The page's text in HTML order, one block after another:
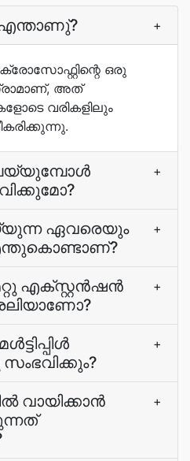
+
ഒരു
അത്
വരികളിലും
+
ഏവരെയും
+
എക്സ്റ്റന്‍ഷന്‍
+
+
വായിക്കാൻ
+